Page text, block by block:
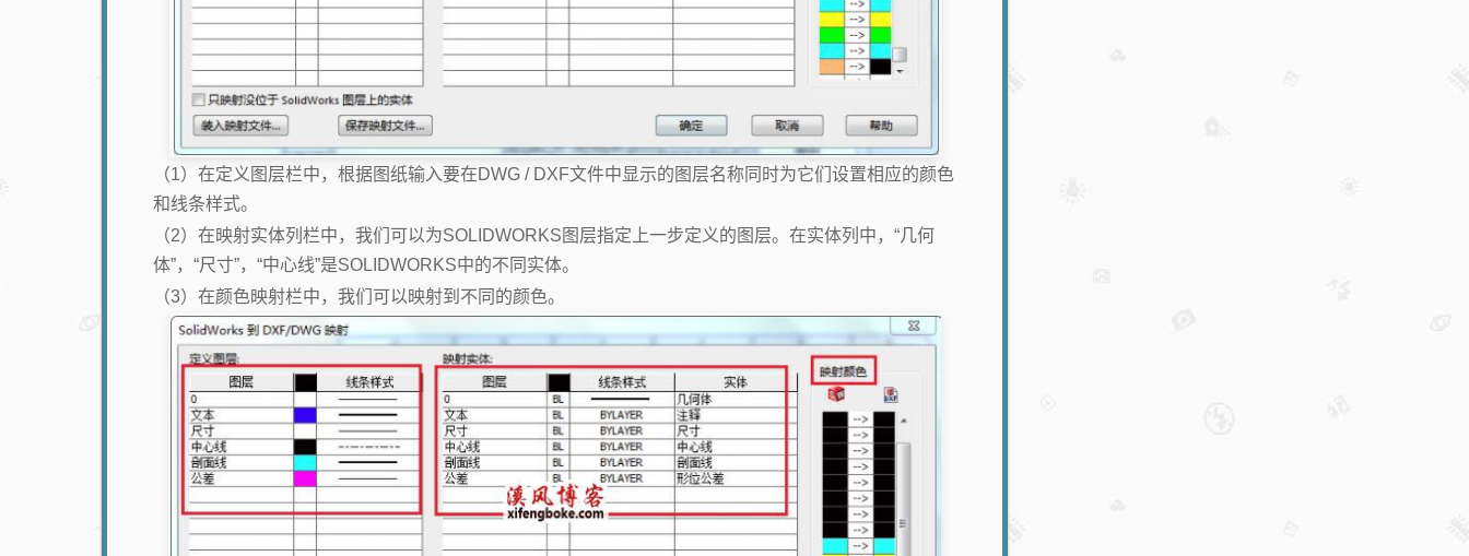
（1）在定义图层栏中，根据图纸输入要在DWG / DXF文件中显示的图层名称同时为它们设置相应的颜色
和线条样式。
（2）在映射实体列栏中，我们可以为SOLIDWORKS图层指定上一步定义的图层。在实体列中，“几何
体”，“尺寸”，“中心线”是SOLIDWORKS中的不同实体。
（3）在颜色映射栏中，我们可以映射到不同的颜色。